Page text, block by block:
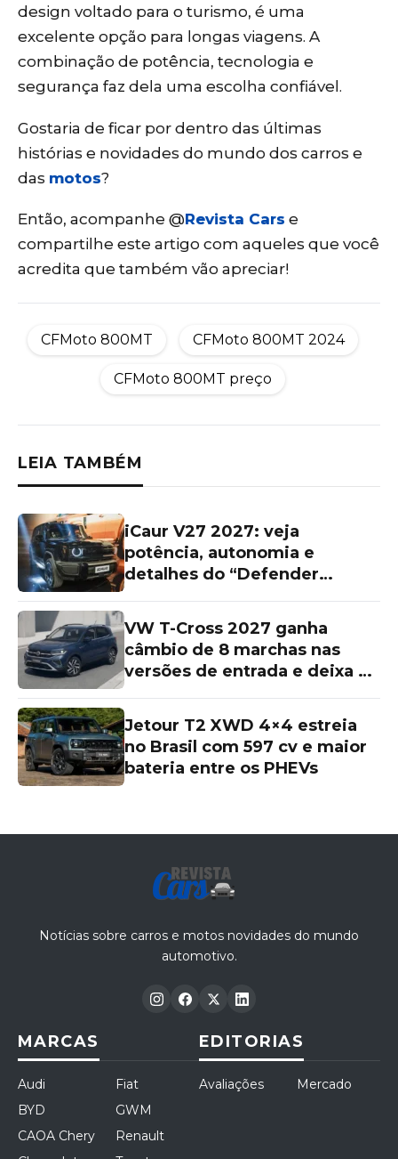
design voltado para o turismo, é uma
excelente opção para longas viagens. A
combinação de potência, tecnologia e
segurança faz dela uma escolha confiável.
Gostaria de ficar por dentro das últimas
histórias e novidades do mundo dos carros e
das motos?
Então, acompanhe @Revista Cars e
compartilhe este artigo com aqueles que você
acredita que também vão apreciar!
CFMoto 800MT CFMoto 800MT 2024
CFMoto 800MT preço
LEIA TAMBÉM
iCaur V27 2027: veja
potência, autonomia e
detalhes do “Defender
VW T-Cross 2027 ganha
câmbio de 8 marchas nas
versões de entrada e deixa as
Jetour T2 XWD 4×4 estreia
no Brasil com 597 cv e maior
bateria entre os PHEVs
Notícias sobre carros e motos novidades do mundo
automotivo.
MARCAS
Audi
BYD
CAOA Chery
Fiat
GWM
Renault
EDITORIAS
Avaliações Mercado